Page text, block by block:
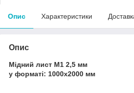
Опис Характеристики
Опис
Мідний лист М1 2,5 мм
у форматі: 1000х2000 мм